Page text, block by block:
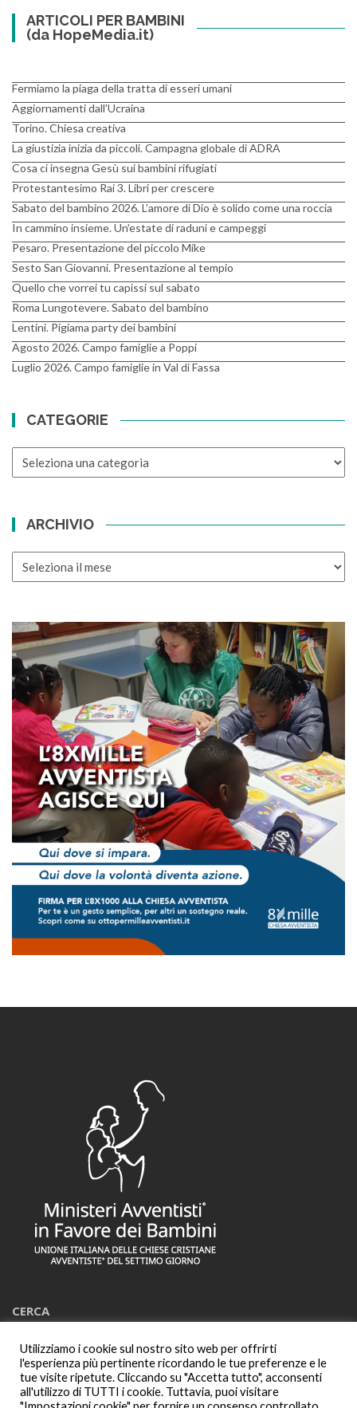
ARTICOLI PER BAMBINI
(da HopeMedia.it)
Fermiamo la piaga della tratta di esseri umani
Aggiornamenti dall’Ucraina
Torino. Chiesa creativa
La giustizia inizia da piccoli. Campagna globale di ADRA
Cosa ci insegna Gesù sui bambini rifugiati
Protestantesimo Rai 3. Libri per crescere
Sabato del bambino 2026. L’amore di Dio è solido come una roccia
In cammino insieme. Un’estate di raduni e campeggi
Pesaro. Presentazione del piccolo Mike
Sesto San Giovanni. Presentazione al tempio
Quello che vorrei tu capissi sul sabato
Roma Lungotevere. Sabato del bambino
Lentini. Pigiama party dei bambini
Agosto 2026. Campo famiglie a Poppi
Luglio 2026. Campo famiglie in Val di Fassa
CATEGORIE
ARCHIVIO
CERCA
Cerca:
Utilizziamo i cookie sul nostro sito web per offrirti
l'esperienza più pertinente ricordando le tue preferenze e le
tue visite ripetute. Cliccando su "Accetta tutto", acconsenti
all'utilizzo di TUTTI i cookie. Tuttavia, puoi visitare